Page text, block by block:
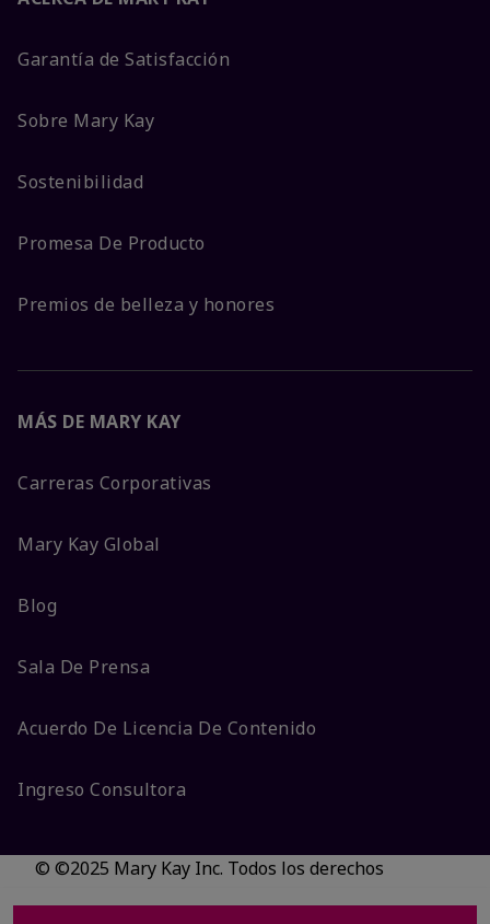
Garantía de Satisfacción
Sobre Mary Kay
Sostenibilidad
Promesa De Producto
Premios de belleza y honores
MÁS DE MARY KAY
Carreras Corporativas
Mary Kay Global
Blog
Sala De Prensa
Acuerdo De Licencia De Contenido
Ingreso Consultora
© ©2025 Mary Kay Inc. Todos los derechos